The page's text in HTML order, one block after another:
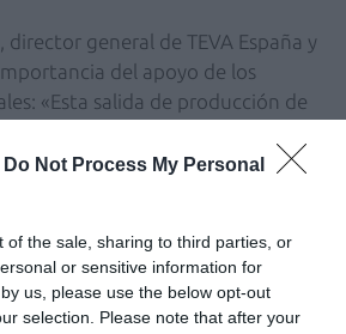
Do Not Process My Personal
of the sale, sharing to third parties, or
or sensitive information for
us, please use the below opt-out
selection. Please note that after your
, director general de TEVA España y
del apoyo de los
«Esta salida de producción de
a los pacientes europeos. Ahora
la fabricación de
eso instamos a los legisladores
a que se comprometan a adoptar
concisas destinadas a asegurar la